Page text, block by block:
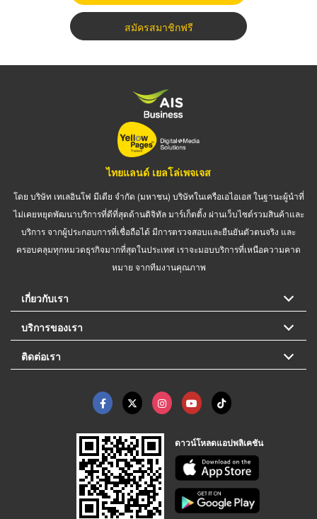
สมัครสมาชิกฟรี
ไทยแลนด์ เยลโล่เพจเจส
โดย บริษัท เทเลอินโฟ มีเดีย จำกัด (มหาชน) บริษัทในเครือเอไอเอส ในฐานะผู้นำที่
ไม่เคยหยุดพัฒนาบริการที่ดีที่สุดด้านดิจิทัล มาร์เก็ตติ้ง ผ่านเว็บไซต์รวมสินค้าและ
บริการ จากผู้ประกอบการที่เชื่อถือได้ มีการตรวจสอบและยืนยันตัวตนจริง และ
ครอบคลุมทุกหมวดธุรกิจมากที่สุดในประเทศ เราจะมอบบริการที่เหนือความคาด
หมาย จากทีมงานคุณภาพ
เกี่ยวกับเรา
บริการของเรา
ติดต่อเรา
ดาวน์โหลดแอปพลิเคชัน